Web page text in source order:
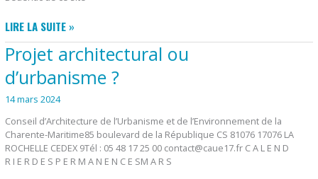
DOCUMENT
D’INFORMATION
COMMUNAL
SUR
LES
RISQUES
MAJEURS
(D.I.C.R.I.M.)
LIRE LA SUITE »
Projet architectural ou
d’urbanisme ?
14 mars 2024
Conseil d’Architecture de l’Urbanisme et de l’Environnement de la
Charente-Maritime85 boulevard de la République CS 81076 17076 LA
ROCHELLE CEDEX 9Tél : 05 48 17 25 00 contact@caue17.fr C A L E N D
R I E R D E S P E R M A N E N C E SM A R S